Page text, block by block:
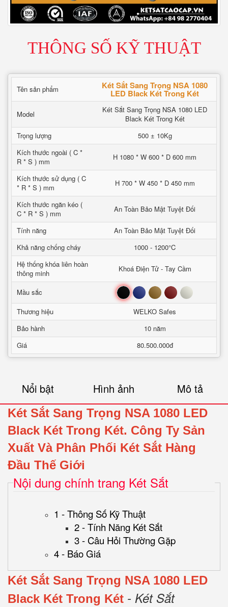
THÔNG SỐ KỸ THUẬT
Tên sản phẩm Két Sắt Sang Trọng NSA 1080
LED Black Két Trong Két
Model
Két Sắt Sang Trọng NSA 1080 LED
Black Két Trong Két
Trọng lượng
500 ± 10Kg
Kích thước ngoài ( C *
R * S ) mm
H 1080 * W 600 * D 600 mm
Kích thước sử dụng ( C
* R * S ) mm
H 700 * W 450 * D 450 mm
Kích thước ngăn kéo (
C * R * S ) mm
An Toàn Bảo Mật Tuyệt Đối
Tính năng
An Toàn Bảo Mật Tuyệt Đối
Khả năng chống cháy
1000 - 1200°C
Hệ thống khóa liên hoàn
thông minh
Khoá Điện Tử - Tay Cầm
Mầu sắc Đen Xanh Nâu Đỏ Trắng
Thương hiệu
WELKO Safes
Bảo hành
10 năm
Giá
80.500.000đ
Nổi bật Hình ảnh Mô tả
Két Sắt Sang Trọng NSA 1080 LED
Black Két Trong Két. Công Ty Sản
Xuất Và Phân Phối Két Sắt Hàng
Đầu Thế Giới
Nội dung chính trang Két Sắt
1 - Thông Số Kỹ Thuật
2 - Tính Năng Két Sắt
3 - Câu Hỏi Thường Gặp
4 - Báo Giá
Két Sắt Sang Trọng NSA 1080 LED
Black Két Trong Két - Két Sắt